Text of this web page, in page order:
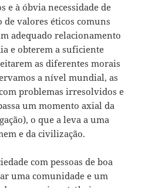
e à óbvia necessidade de
valores éticos comuns
adequado relacionamento
e obterem a suficiente
as diferentes morais
a nível mundial, as
problemas irresolvidos e
um momento axial da
o que a leva a uma
e da civilização.
com pessoas de boa
uma comunidade e um